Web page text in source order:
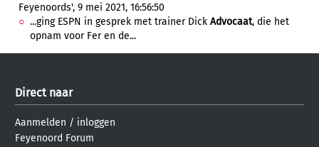
Feyenoords', 9 mei 2021, 16:56:50
...ging ESPN in gesprek met trainer Dick Advocaat, die het
opnam voor Fer en de...
Direct naar
Aanmelden / inloggen
Feyenoord Forum